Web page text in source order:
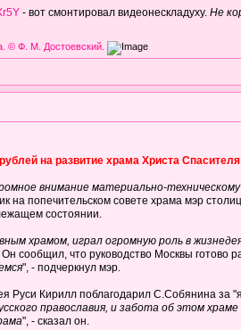
- вот смонтировал видеонескладуху. Не
© Ф. М. Достоевский.
на развитие храма Христа Спасителя
внимание материально-
на попечительском совете храма мэр
состоянии.
храмом, играл огромную роль в
сообщил, что руководство Москвы готово
", - подчеркнул мэр.
Руси Кирилл поблагодарил С.Собянина
православия, и забота об этом
", - сказал он.